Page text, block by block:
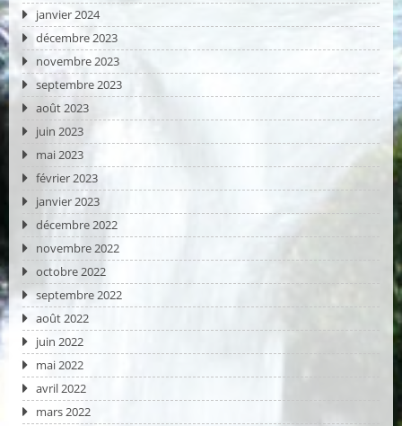
janvier 2024
décembre 2023
novembre 2023
septembre 2023
août 2023
juin 2023
mai 2023
février 2023
janvier 2023
décembre 2022
novembre 2022
octobre 2022
septembre 2022
août 2022
juin 2022
mai 2022
avril 2022
mars 2022